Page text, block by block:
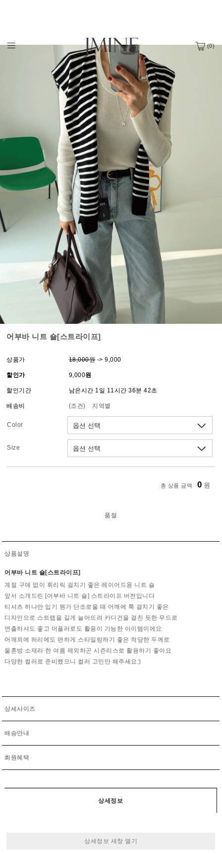
(0)
어부바 니트 숄[스트라이프]
상품가 18,000원-> 9,000
할인가 9,000원
할인기간 남은시간 1일 11시간 36분 42초
배송비 (조건) 지역별
Color
Size
총 상품 금액 0 원
품절
상품설명
어부바 니트 숄[스트라이프]
계절 구애 없이 휘리릭 걸치기 좋은 레이어드용 니트 숄
앞서 소개드린 [어부바 니트 숄] 스트라이프 버전입니다
티셔츠 하나만 입기 뭔가 단조로울 때 어깨에 툭 걸치기 좋은
디자인으로 스트랩을 길게 늘어뜨려 카디건을 걸친 듯한 무드로
연출하셔도 좋고 머플러로도 활용이 가능한 아이템이에요
어깨외에 허리에도 편하게 스타일링하기 좋은 적당한 두께로
울혼방 소재라 한 여름 제외하곤 시즌리스로 활용하기 좋아요
다양한 컬러로 준비했으니 컬러 고민만 해주세요:)
상세사이즈
배송안내
회원혜택
상세정보
상세정보 새창 열기